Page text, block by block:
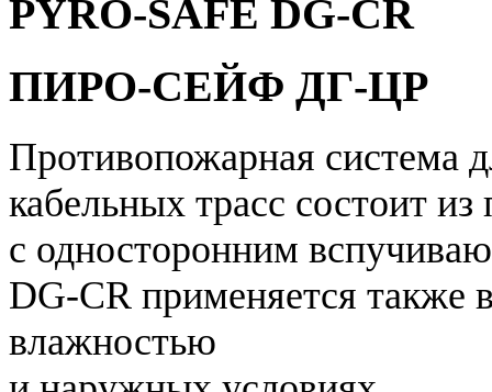
PYRO-SAFE DG-CR
ПИРО-СЕЙФ ДГ-ЦР
Противопожарная система
кабельных трасс состоит
с односторонним
DG-CR применяется также
влажностью